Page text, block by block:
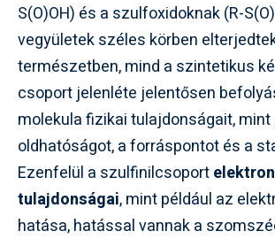
S(O)OH) és a szulfoxidoknak (R-
vegyületek széles körben
természetben, mind a szintetikus
csoport jelenléte jelentősen
molekula fizikai tulajdonságait, mint
oldhatóságot, a forráspontot és a
Ezenfelül a szulfinilcsoport
tulajdonságai, mint például az
hatása, hatással vannak a